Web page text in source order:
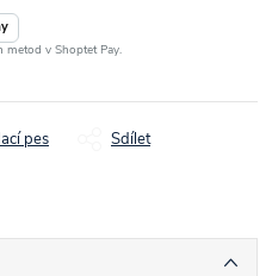
metod v Shoptet Pay.
pes Sdílet